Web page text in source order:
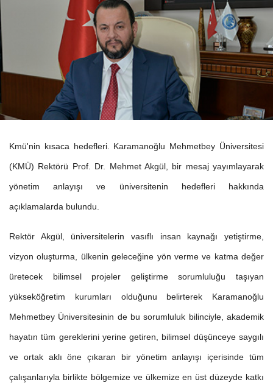
Kmü'nin kısaca hedefleri. Karamanoğlu Mehmetbey Üniversitesi
(KMÜ) Rektörü Prof. Dr. Mehmet Akgül, bir mesaj yayımlayarak
yönetim anlayışı ve üniversitenin hedefleri hakkında
açıklamalarda bulundu.
Rektör Akgül, üniversitelerin vasıflı insan kaynağı yetiştirme,
vizyon oluşturma, ülkenin geleceğine yön verme ve katma değer
üretecek bilimsel projeler geliştirme sorumluluğu taşıyan
yükseköğretim kurumları olduğunu belirterek Karamanoğlu
Mehmetbey Üniversitesinin de bu sorumluluk bilinciyle, akademik
hayatın tüm gereklerini yerine getiren, bilimsel düşünceye saygılı
ve ortak aklı öne çıkaran bir yönetim anlayışı içerisinde tüm
çalışanlarıyla birlikte bölgemize ve ülkemize en üst düzeyde katkı